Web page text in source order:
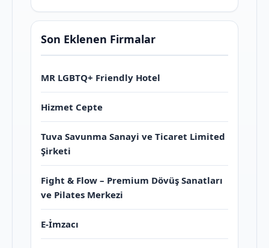
Son Eklenen Firmalar
MR LGBTQ+ Friendly Hotel
Hizmet Cepte
Tuva Savunma Sanayi ve Ticaret Limited
Şirketi
Fight & Flow – Premium Dövüş Sanatları
ve Pilates Merkezi
E-İmzacı